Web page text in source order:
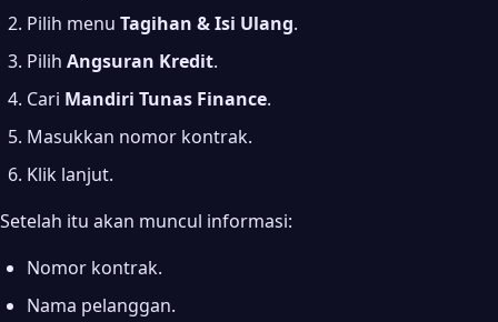
Pilih menu Tagihan & Isi Ulang.
Pilih Angsuran Kredit.
Cari Mandiri Tunas Finance.
Masukkan nomor kontrak.
Klik lanjut.
Setelah itu akan muncul informasi:
Nomor kontrak.
Nama pelanggan.